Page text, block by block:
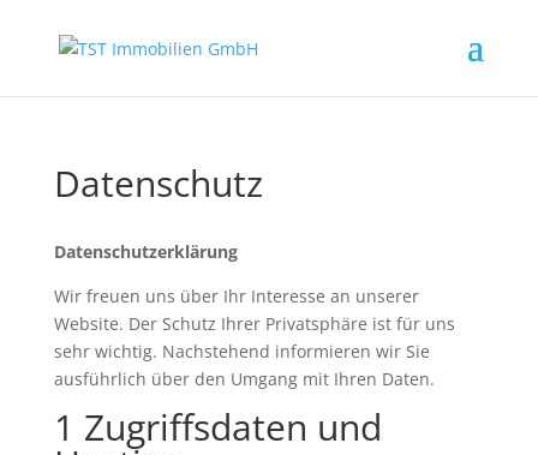
Datenschutz
Datenschutzerklärung
Wir freuen uns über Ihr Interesse an unserer
Website. Der Schutz Ihrer Privatsphäre ist für uns
sehr wichtig. Nachstehend informieren wir Sie
ausführlich über den Umgang mit Ihren Daten.
1 Zugriffsdaten und